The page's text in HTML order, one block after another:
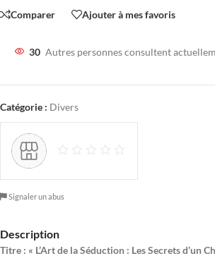
Comparer Ajouter à mes favoris
30 Autres personnes consultent
Catégorie : Divers
Signaler un abus
Description
Titre : « L’Art de la Séduction : Les Secrets d’un